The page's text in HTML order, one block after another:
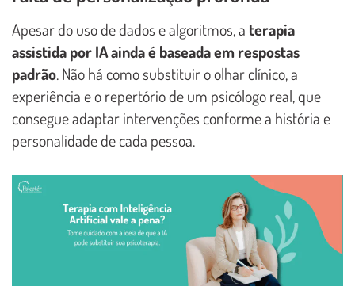
Apesar do uso de dados e algoritmos, a terapia
assistida por IA ainda é baseada em respostas
padrão. Não há como substituir o olhar clínico, a
experiência e o repertório de um psicólogo real, que
consegue adaptar intervenções conforme a história e
personalidade de cada pessoa.